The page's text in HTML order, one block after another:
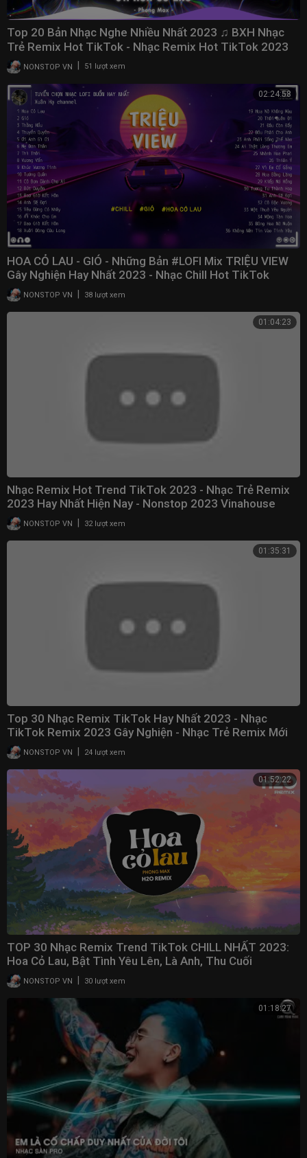
Top 20 Bản Nhạc Nghe Nhiều Nhất 2023 ♫ BXH Nhạc
Trẻ Remix Hot TikTok - Nhạc Remix Hot TikTok 2023
NONSTOP VN 51 lượt xem
02:24:58
HOA CỎ LAU - GIÓ - Những Bản #LOFI Mix TRIỆU VIEW
Gây Nghiện Hay Nhất 2023 - Nhạc Chill Hot TikTok
NONSTOP VN 38 lượt xem
01:04:23
Nhạc Remix Hot Trend TikTok 2023 - Nhạc Trẻ Remix
2023 Hay Nhất Hiện Nay - Nonstop 2023 Vinahouse
NONSTOP VN 32 lượt xem
01:35:31
Top 30 Nhạc Remix TikTok Hay Nhất 2023 - Nhạc
TikTok Remix 2023 Gây Nghiện - Nhạc Trẻ Remix Mới
NhấtNONSTOP VN 24 lượt xem
01:52:22
TOP 30 Nhạc Remix Trend TikTok CHILL NHẤT 2023:
Hoa Cỏ Lau, Bật Tình Yêu Lên, Là Anh, Thu Cuối
NONSTOP VN 30 lượt xem
01:18:27